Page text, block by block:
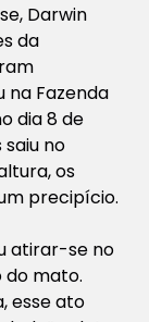
Darwin
da
na Fazenda
dia 8 de
no
os
precipício.
atirar-se no
mato.
esse ato